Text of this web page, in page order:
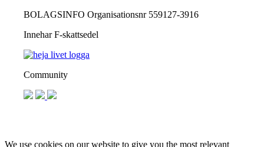
BOLAGSINFO Organisationsnr 559127-3916
Innehar F-skattsedel
Community
We use cookies on our website to give you the most relevant